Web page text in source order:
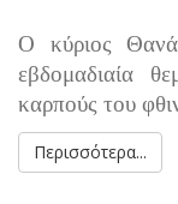
Ο κύριος
εβδομαδιαία
καρπούς του
Περισσότερα...